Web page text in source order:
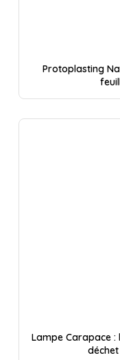
Protoplasting
Lampe Carapace